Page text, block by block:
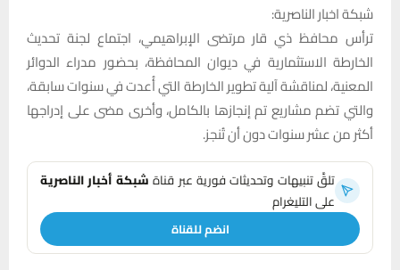
شبكة اخبار الناصرية:
ترأس محافظ ذي قار مرتضى الإبراهيمي، اجتماع لجنة تحديث
الخارطة الاستثمارية في ديوان المحافظة، بحضور مدراء الدوائر
المعنية، لمناقشة آلية تطوير الخارطة التي أُعدت في سنوات سابقة،
والتي تضم مشاريع تم إنجازها بالكامل، وأخرى مضى على إدراجها
أكثر من عشر سنوات دون أن تُنجز.
تلقَّ تنبيهات وتحديثات فورية عبر قناةشبكة أخبار الناصرية
على التليغرام
انضم للقناة